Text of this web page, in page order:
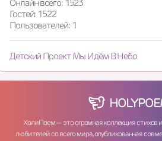
Онлайн всего: 1523
Гостей: 1522
Пользователей: 1
Детский Проект Мы Идём В Небо
HOLY
ХолиПоем — это огромная коллекция стихов
любителей со всего мира, опубликованная